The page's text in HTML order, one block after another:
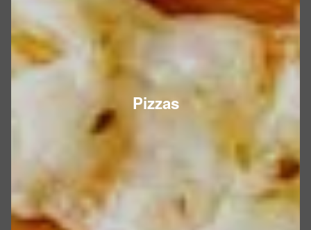
Pizzas